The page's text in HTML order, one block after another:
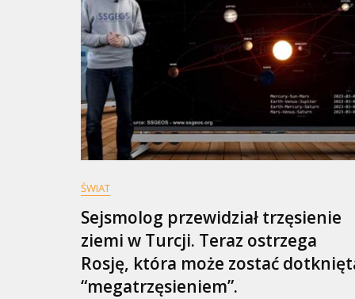
ŚWIAT
Sejsmolog przewidział trzęsienie
ziemi w Turcji. Teraz ostrzega
Rosję, która może zostać
“megatrzęsieniem”.